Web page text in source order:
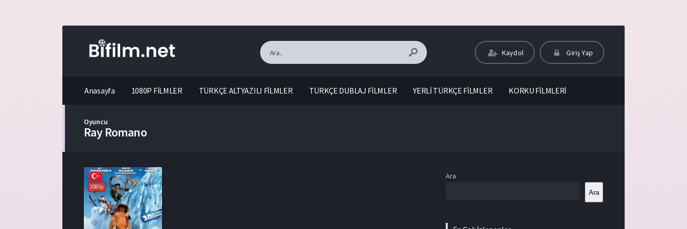
Kaydol Giriş Yap
Anasayfa 1080P FİLMLER TÜRKÇE ALTYAZILI FİLMLER TÜRKÇE DUBLAJ FİLMLER YERLİ TÜRKÇE FİLMLER KORKU FİLMLERİ
Oyuncu
Ray Romano
1080p
Ara
Ara